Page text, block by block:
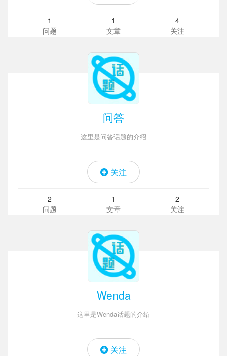
1
问题
1
文章
4
关注
问答
这里是问答话题的介绍
关注
2
问题
1
文章
2
关注
Wenda
这里是Wenda话题的介绍
关注